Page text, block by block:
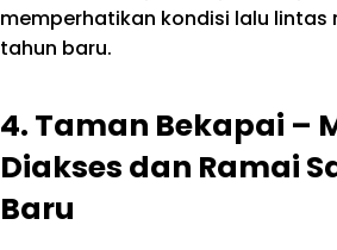
memperhatikan kondisi lalu lintas
tahun baru.
4. Taman Bekapai –
Diakses dan Ramai
Baru